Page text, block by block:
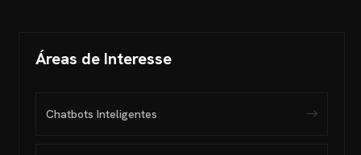
Áreas de Interesse
Chatbots Inteligentes